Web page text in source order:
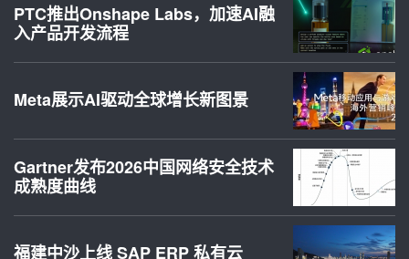
PTC推出Onshape Labs，加速AI融
入产品开发流程
Meta展示AI驱动全球增长新图景
Gartner发布2026中国网络安全技术
成熟度曲线
福建中沙上线 SAP ERP 私有云